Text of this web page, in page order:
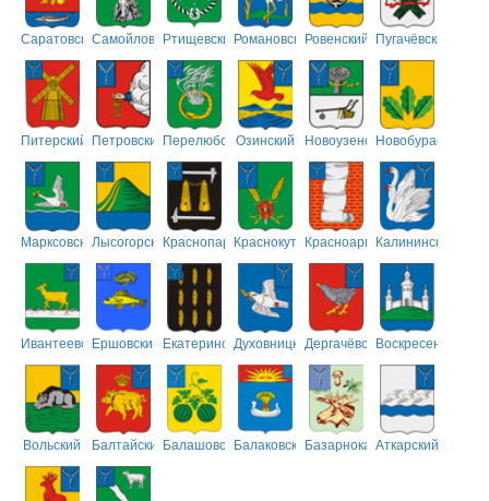
СаратовскийСамойловскийРтищевскийРомановскийРовенский Пугачёвский
Питерский ПетровскийПерелюбскийОзинский НовоузенскийНовобурасский
МарксовскийЛысогорскийКраснопартизанский
КраснокутскийКрасноармейский
Калининский
ИвантеевскийЕршовский ЕкатериновскийДуховницкийДергачёвскийВоскресенский
Вольский БалтайскийБалашовскийБалаковскийБазарнокарабулакский
Аткарский